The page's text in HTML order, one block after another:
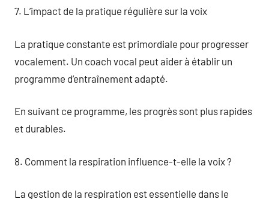
7. L’impact de la pratique régulière sur la voix
La pratique constante est primordiale pour progresser
vocalement. Un coach vocal peut aider à établir un
programme d’entraînement adapté.
En suivant ce programme, les progrès sont plus rapides
et durables.
8. Comment la respiration influence-t-elle la voix ?
La gestion de la respiration est essentielle dans le